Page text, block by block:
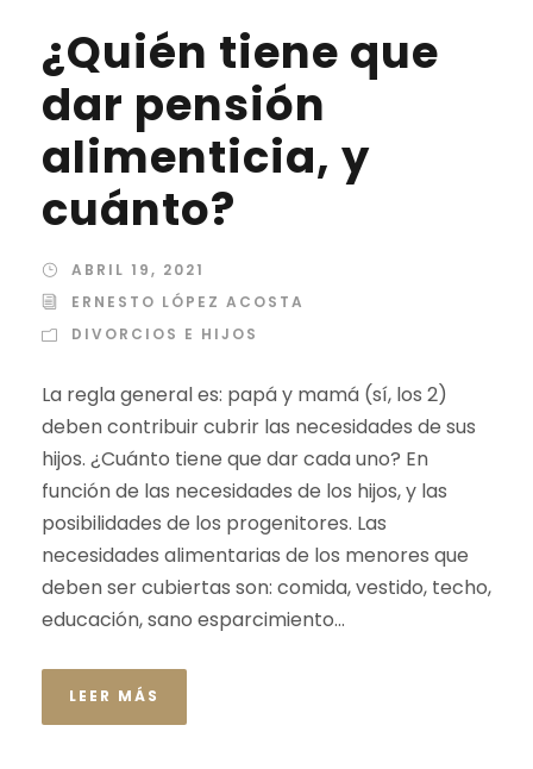
¿Quién tiene que
dar pensión
alimenticia, y
cuánto?
ABRIL 19, 2021
ERNESTO LÓPEZ ACOSTA
DIVORCIOS E HIJOS
La regla general es: papá y mamá (sí, los 2)
deben contribuir cubrir las necesidades de sus
hijos. ¿Cuánto tiene que dar cada uno? En
función de las necesidades de los hijos, y las
posibilidades de los progenitores. Las
necesidades alimentarias de los menores que
deben ser cubiertas son: comida, vestido, techo,
educación, sano esparcimiento...
LEER MÁS